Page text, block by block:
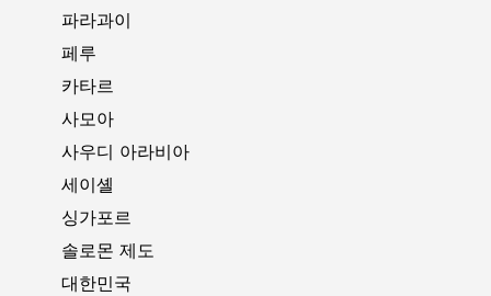
파라과이
페루
카타르
사모아
사우디 아라비아
세이셸
싱가포르
솔로몬 제도
대한민국